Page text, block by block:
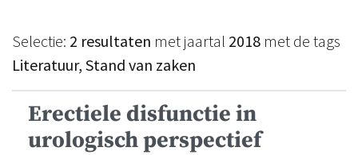
Selectie: 2 resultaten met jaartal 2018 met de tags
Literatuur, Stand van zaken
Erectiele disfunctie in
urologisch perspectief